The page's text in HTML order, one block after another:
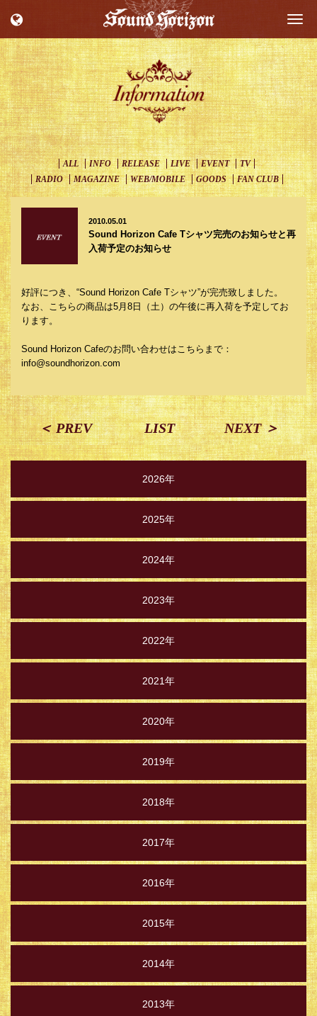
ALL INFO RELEASE LIVE EVENT
TV
RADIO
MAGAZINE WEB/MOBILE GOODS FAN CLUB
2010.05.01
Sound Horizon Cafe Tシャツ完売のお知らせと再
入荷予定のお知らせ
好評につき、“Sound Horizon Cafe Tシャツ”が完売致しました。
なお、こちらの商品は5月8日（土）の午後に再入荷を予定してお
ります。
Sound Horizon Cafeのお問い合わせはこちらまで：
info@soundhorizon.com
＜ PREV LIST NEXT ＞
2026年
2025年
2024年
2023年
2022年
2021年
2020年
2019年
2018年
2017年
2016年
2015年
2014年
2013年